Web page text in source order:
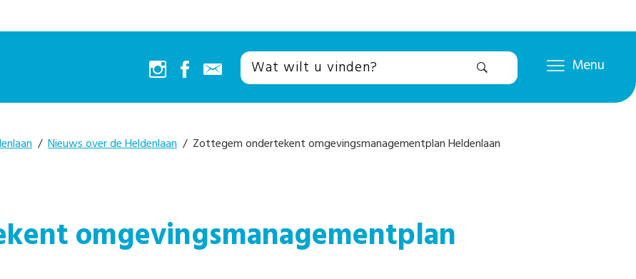
Menu
/ Nieuws over de Heldenlaan / Zottegem ondertekent omgevingsmanagementplan Heldenlaan
omgevingsmanagementplan